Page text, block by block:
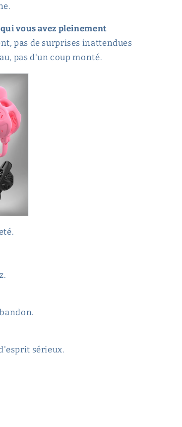
vous avez pleinement
pas de surprises inattendues
pas d'un coup monté.
sérieux.